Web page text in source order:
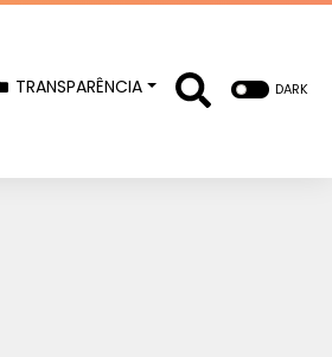
TRANSPARÊNCIA DARK